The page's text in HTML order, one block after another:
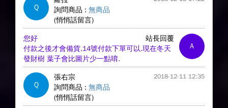
Q 詢問商品 : 無商品
(悄悄話留言)
A
站長回覆
您好
付款之後才會備貨.14號付款下單可以.現在冬天
發財樹 葉子會比圖片少一點唷.
Q
張右宗 2018-12-11 12:35
詢問商品 : 無商品
(悄悄話留言)